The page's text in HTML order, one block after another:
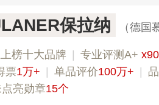
保拉纳 （德国
榜十大品牌 专业评测A+ x90
票1万+ 单品评价100万+
亮勋章15个